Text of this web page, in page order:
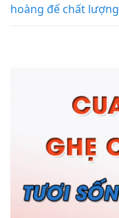
hoàng đế chất lượng